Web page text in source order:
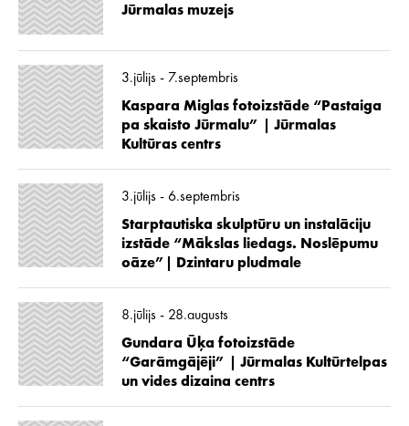
Jūrmalas muzejs
3.jūlijs - 7.septembris
Kaspara Miglas fotoizstāde “Pastaiga
pa skaisto Jūrmalu” | Jūrmalas
Kultūras centrs
3.jūlijs - 6.septembris
Starptautiska skulptūru un instalāciju
izstāde “Mākslas liedags. Noslēpumu
oāze”| Dzintaru pludmale
8.jūlijs - 28.augusts
Gundara Ūķa fotoizstāde
“Garāmgājēji” | Jūrmalas Kultūrtelpas
un vides dizaina centrs